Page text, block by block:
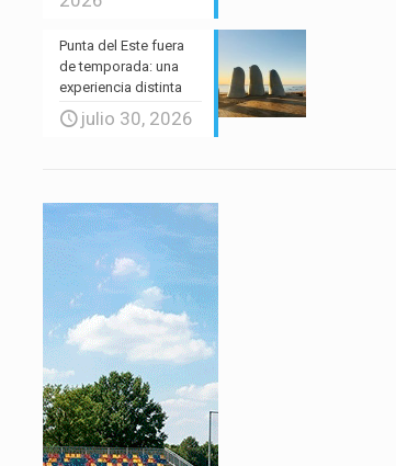
Punta del Este fuera
de temporada: una
experiencia distinta
julio 30, 2026